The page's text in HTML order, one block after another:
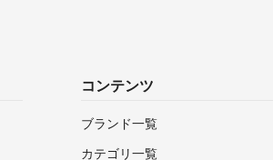
コンテンツ
ブランド一覧
カテゴリ一覧